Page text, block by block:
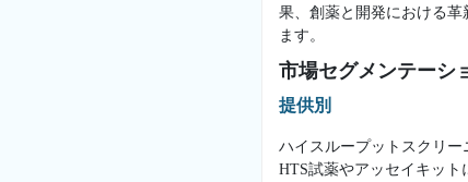
果、創薬と開発における
ます。
市場セグメンテーシ
提供別
ハイスループットスクリ
HTS試薬やアッセイキッ